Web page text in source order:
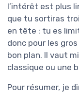
l’intérêt est plus
que tu sortiras
en tête : tu es
donc pour les
bon plan. Il vaut
classique ou une
Pour résumer, je